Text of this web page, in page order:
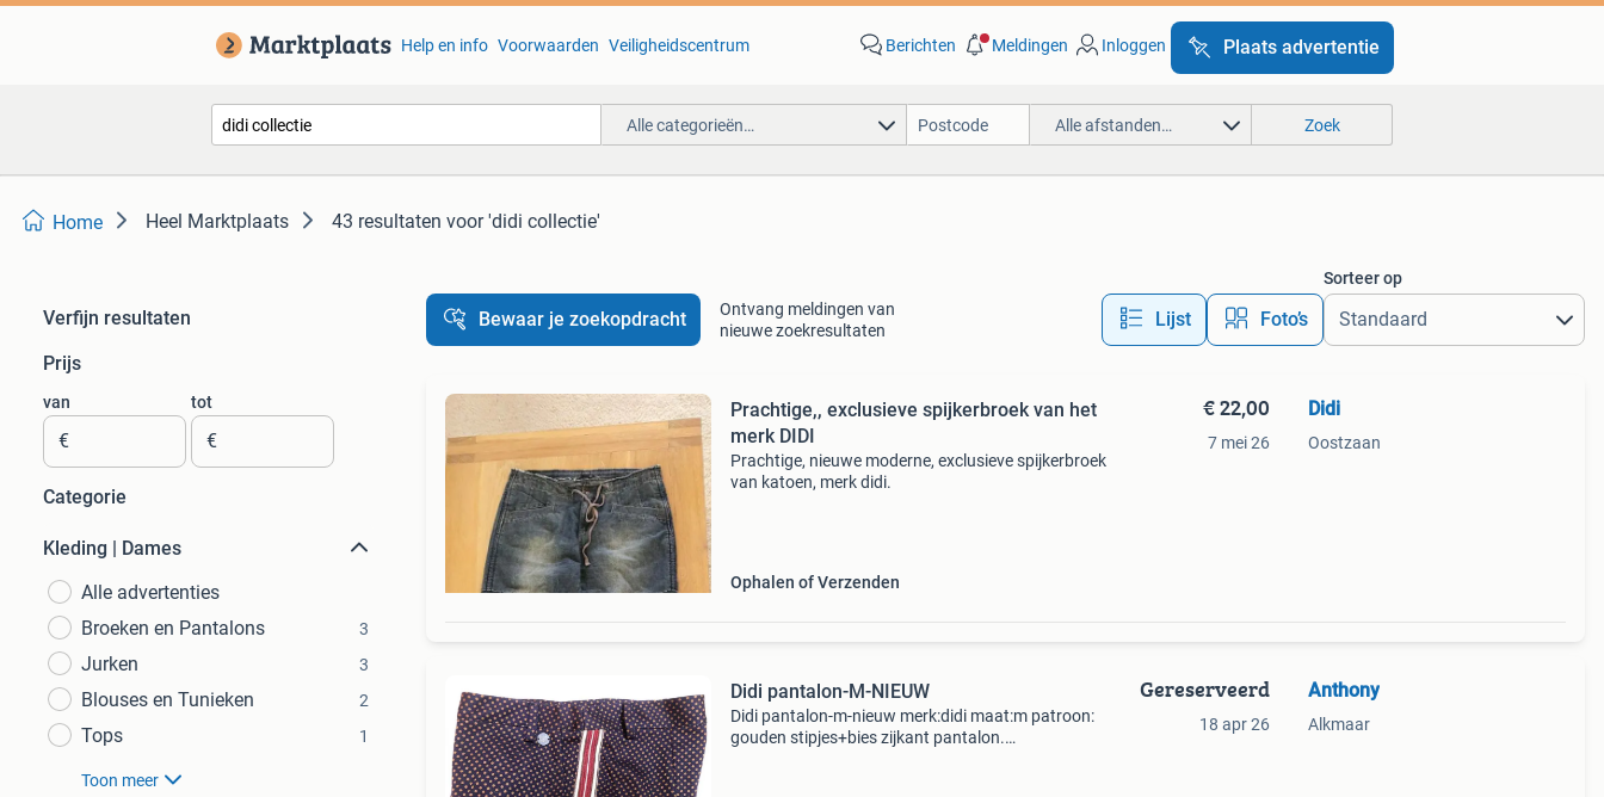
Help en info Voorwaarden Veiligheidscentrum Berichten Meldingen Inloggen Plaats advertentie
Alle categorieën… Alle afstanden… Zoek
Home Heel Marktplaats 43 resultaten voor 'didi collectie'
Verfijn resultaten
Prijs
van
€
tot
€
Categorie
Kleding | Dames
Alle advertenties
Broeken en Pantalons
3
Jurken 3
Blouses en Tunieken 2
Tops 1
Toon meer
Bewaar je zoekopdracht
Ontvang meldingen van
nieuwe zoekresultaten
Lijst Foto’s
Sorteer op
Prachtige,, exclusieve spijkerbroek van het
merk DIDI
Prachtige, nieuwe moderne, exclusieve spijkerbroek
van katoen, merk didi.
Ophalen of Verzenden
€ 22,00
7 mei 26
Didi
Oostzaan
Didi pantalon-M-NIEUW
Didi pantalon-m-nieuw merk:didi maat:m patroon:
gouden stipjes+bies zijkant pantalon.
Gereserveerd
18 apr 26
Anthony
Alkmaar